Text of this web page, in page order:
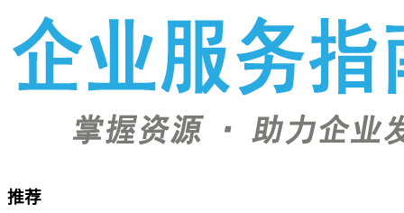
推荐